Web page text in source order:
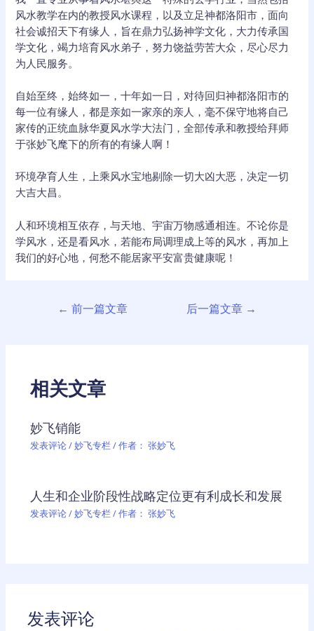
风水教学在内的教授风水课程，以及立足神都洛阳市，面向
社会诚招天下有缘人，旨在鼎力弘扬神学文化，大力传承国
学文化，竭力培育风水弟子，努力饶益劳苦大众，尽心尽力
为人民服务。
自始至终，始终如一，十年如一日，对待回归神都洛阳市的
每一位有缘人，都是亲如一家亲的亲人，毫不保守地将自己
家传的正统血脉华夏风水学大法门，全部传承和教授给拜师
于张妙飞麾下的所有的有缘人啊！
环境孕育人生，上乘风水宝地剔除一切大凶大恶，决定一切
大吉大昌。
人和环境相互依存，与天地、宇宙万物感通相连。不论你是
学风水，还是看风水，若能布局调理成上等的风水，再加上
我们的好心地，何愁不能居家平安富贵健康呢！
← 前一篇文章 后一篇文章 →
相关文章
妙飞销能
发表评论/妙飞专栏/ 作者： 张妙飞
人生和企业阶段性战略定位更有利成长和发展
发表评论/妙飞专栏/ 作者： 张妙飞
发表评论